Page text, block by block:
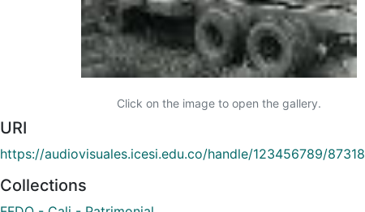
Click on the image to open the gallery.
URI
https://audiovisuales.icesi.edu.co/handle/123456789/87318
Collections